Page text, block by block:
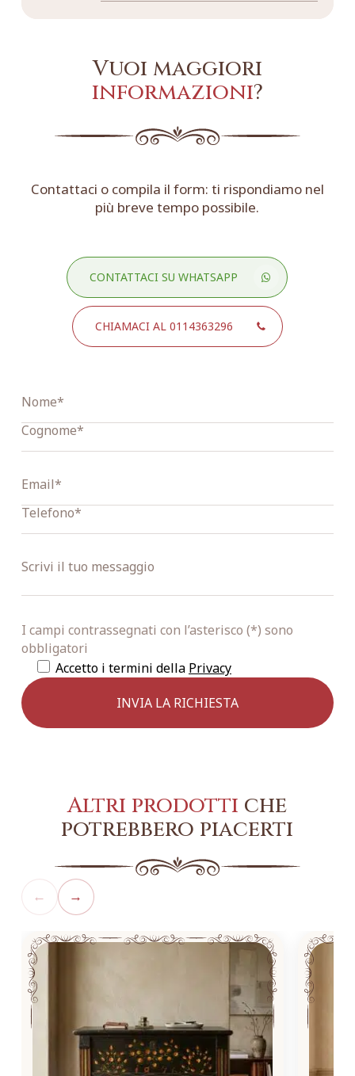
Vuoi maggiori
informazioni?
Contattaci o compila il form: ti rispondiamo nel
più breve tempo possibile.
CONTATTACI SU WHATSAPP
CHIAMACI AL 0114363296
I campi contrassegnati con l’asterisco (*) sono
obbligatori
Accetto i termini della Privacy
Altri prodotti che
potrebbero piacerti
← →